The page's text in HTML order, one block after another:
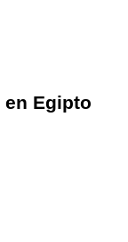
en Egipto